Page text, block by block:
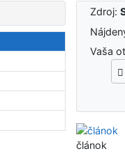
Zdroj:
Vaša
článok